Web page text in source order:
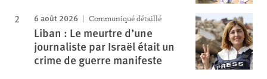
6 août 2026 Communiqué détaillé
Liban : Le meurtre d’une
journaliste par Israël était un
crime de guerre manifeste